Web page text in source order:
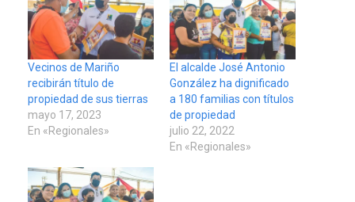
Vecinos de Mariño
recibirán título de
propiedad de sus tierras
mayo 17, 2023
En «Regionales»
El alcalde José Antonio
González ha dignificado
a 180 familias con títulos
de propiedad
julio 22, 2022
En «Regionales»